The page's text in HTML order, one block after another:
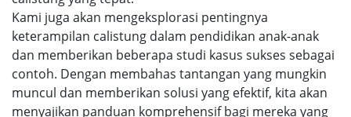
Kami juga akan mengeksplorasi pentingnya
keterampilan calistung dalam pendidikan anak-anak
dan memberikan beberapa studi kasus sukses sebagai
contoh. Dengan membahas tantangan yang mungkin
muncul dan memberikan solusi yang efektif, kita akan
menyajikan panduan komprehensif bagi mereka yang